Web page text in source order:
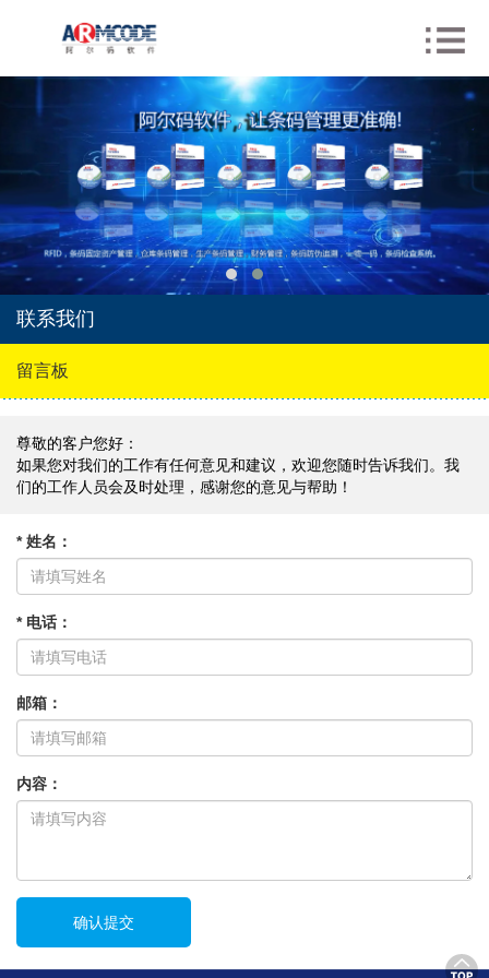
联系我们
留言板
尊敬的客户您好：
如果您对我们的工作有任何意见和建议，欢迎您随时告诉我们。我
们的工作人员会及时处理，感谢您的意见与帮助！
* 姓名：
* 电话：
邮箱：
内容：